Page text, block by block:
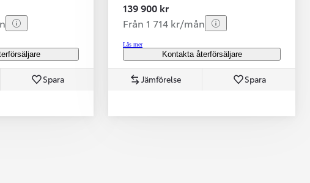
Spara
139 900 kr
Från 1 714 kr/mån
Läs mer
Kontakta återförsäljare
Jämförelse Spara